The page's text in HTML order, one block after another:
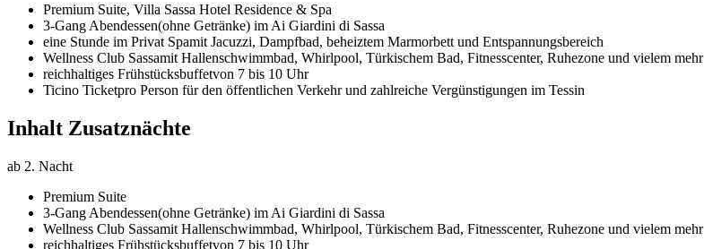
Premium Suite, Villa Sassa Hotel Residence & Spa
3-Gang Abendessen(ohne Getränke) im Ai Giardini di Sassa
eine Stunde im Privat Spamit Jacuzzi, Dampfbad, beheiztem Marmorbett und Entspannungsbereich
Wellness Club Sassamit Hallenschwimmbad, Whirlpool, Türkischem Bad, Fitnesscenter, Ruhezone und vielem mehr
reichhaltiges Frühstücksbuffetvon 7 bis 10 Uhr
Ticino Ticketpro Person für den öffentlichen Verkehr und zahlreiche Vergünstigungen im Tessin
Inhalt Zusatznächte
ab 2. Nacht
Premium Suite
3-Gang Abendessen(ohne Getränke) im Ai Giardini di Sassa
Wellness Club Sassamit Hallenschwimmbad, Whirlpool, Türkischem Bad, Fitnesscenter, Ruhezone und vielem mehr
reichhaltiges Frühstücksbuffetvon 7 bis 10 Uhr